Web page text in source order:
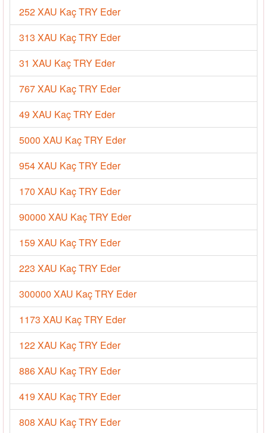
252 XAU Kaç TRY Eder
313 XAU Kaç TRY Eder
31 XAU Kaç TRY Eder
767 XAU Kaç TRY Eder
49 XAU Kaç TRY Eder
5000 XAU Kaç TRY Eder
954 XAU Kaç TRY Eder
170 XAU Kaç TRY Eder
90000 XAU Kaç TRY Eder
159 XAU Kaç TRY Eder
223 XAU Kaç TRY Eder
300000 XAU Kaç TRY Eder
1173 XAU Kaç TRY Eder
122 XAU Kaç TRY Eder
886 XAU Kaç TRY Eder
419 XAU Kaç TRY Eder
808 XAU Kaç TRY Eder